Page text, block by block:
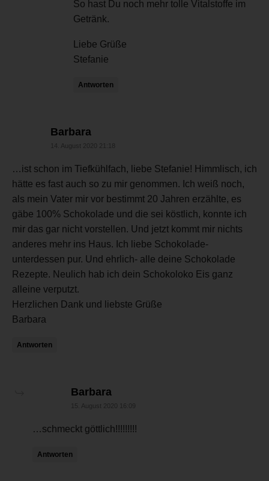
So hast Du noch mehr tolle Vitalstoffe im
Getränk.
Liebe Grüße
Stefanie
Antworten
Barbara
14. August 2020 21:18
…ist schon im Tiefkühlfach, liebe Stefanie! Himmlisch, ich
hätte es fast auch so zu mir genommen. Ich weiß noch,
als mein Vater mir vor bestimmt 20 Jahren erzählte, es
gäbe 100% Schokolade und die sei köstlich, konnte ich
mir das gar nicht vorstellen. Und jetzt kommt mir nichts
anderes mehr ins Haus. Ich liebe Schokolade-
unterdessen pur. Und ehrlich- alle deine Schokolade
Rezepte. Neulich hab ich dein Schokoloko Eis ganz
alleine verputzt.
Herzlichen Dank und liebste Grüße
Barbara
Antworten
Barbara
15. August 2020 16:09
…schmeckt göttlich!!!!!!!!!
Antworten